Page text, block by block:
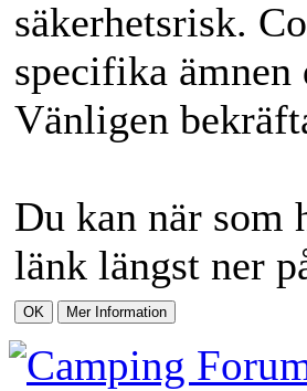
säkerhetsrisk.
specifika ämnen
Vänligen
Du kan när som
länk längst ner